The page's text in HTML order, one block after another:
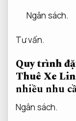
Ngân sách.
Tư vấn.
Quy trình
Thuê Xe
nhiều nhu
Ngân sách.